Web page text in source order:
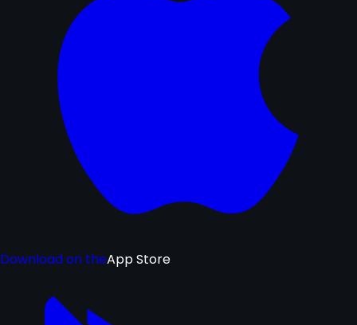
Download on theApp Store